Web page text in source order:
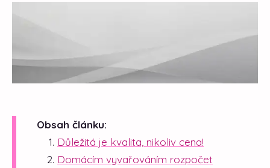
Obsah článku:
Důležitá je kvalita, nikoliv cena!
Domácím vyvařováním rozpočet